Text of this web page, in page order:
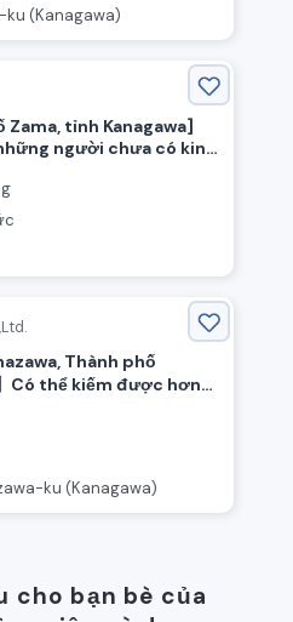
ku (Kanagawa)
Zama, tỉnh Kanagawa]
người chưa có kinh
gói thịt!
Thành phố
Có thể kiếm được hơn
Nhân viên ép, lắp ráp,
ku (Kanagawa)
cho bạn bè của